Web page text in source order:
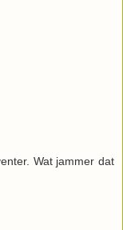
Wat jammer dat